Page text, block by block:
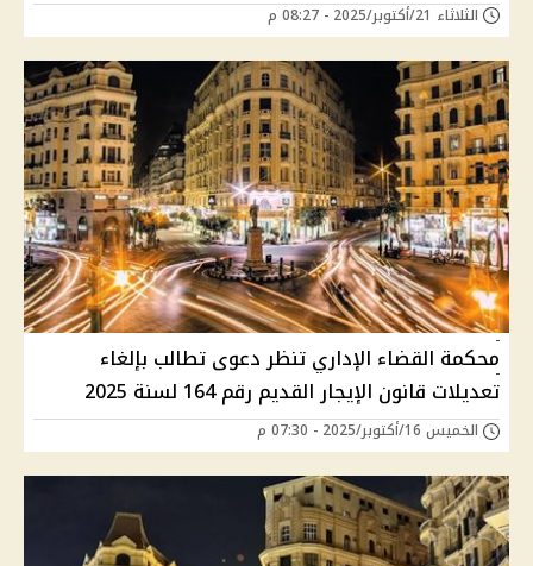
الثلاثاء 21/أكتوبر/2025 - 08:27 م
محكمة القضاء الإداري تنظر دعوى تطالب بإلغاء
تعديلات قانون الإيجار القديم رقم 164 لسنة 2025
الخميس 16/أكتوبر/2025 - 07:30 م